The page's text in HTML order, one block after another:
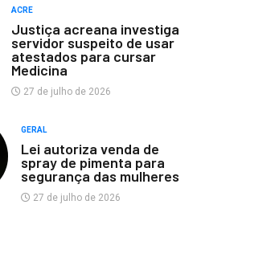
ACRE
Justiça acreana investiga
servidor suspeito de usar
atestados para cursar
Medicina
27 de julho de 2026
GERAL
Lei autoriza venda de
spray de pimenta para
segurança das mulheres
27 de julho de 2026